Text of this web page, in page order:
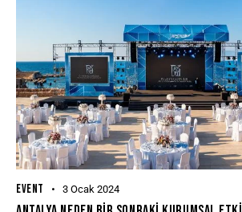
EVENT 3 Ocak 2024